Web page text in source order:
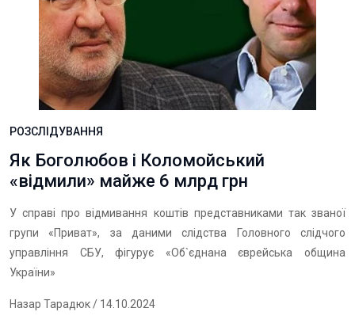
РОЗСЛІДУВАННЯ
Як Боголюбов і Коломойський
«відмили» майже 6 млрд грн
У справі про відмивання коштів представниками так званої
групи «Приват», за даними слідства Головного слідчого
управління СБУ, фігурує «Об`єднана єврейська община
України»
Назар Тарадюк/ 14.10.2024